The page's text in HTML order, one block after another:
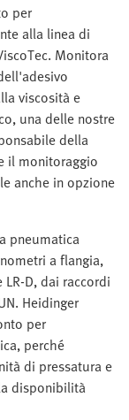
per
alla linea di
Monitora
viscosità e
una delle nostre
della
il monitoraggio
anche in opzione
pneumatica
a flangia,
D, dai raccordi
Heidinger
per
perché
di pressatura e
disponibilità